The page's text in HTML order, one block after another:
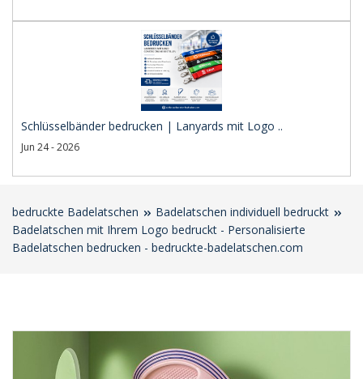
Schlüsselbänder bedrucken | Lanyards mit Logo ..
Jun 24 - 2026
bedruckte Badelatschen
Badelatschen individuell bedruckt
Badelatschen mit Ihrem Logo bedruckt - Personalisierte
Badelatschen bedrucken - bedruckte-badelatschen.com